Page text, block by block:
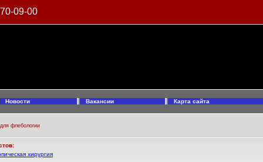
09-00
Новости Вакансии Карта сайта
флебологии
хирургия